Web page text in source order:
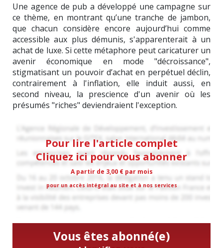
Une agence de pub a développé une campagne sur
ce thème, en montrant qu’une tranche de jambon,
que chacun considère encore aujourd’hui comme
accessible aux plus démunis, s'apparenterait à un
achat de luxe. Si cette métaphore peut caricaturer un
avenir économique en mode "décroissance",
stigmatisant un pouvoir d’achat en perpétuel déclin,
contrairement à l'inflation, elle induit aussi, en
second niveau, la prescience d'un avenir où les
présumés "riches" deviendraient l'exception.
Pour lire l'article complet
Cliquez ici pour vous abonner
A partir de 3,00 € par mois
pour un accès intégral au site et à nos services
Vous êtes abonné(e)